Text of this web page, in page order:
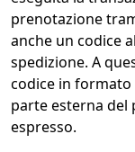
prenotazione
anche un codice
spedizione. A
codice in formato
parte esterna del
espresso.